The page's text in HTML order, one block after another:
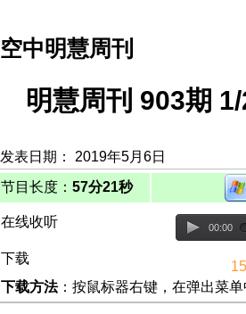
空中明慧周刊
明慧周刊 903期
发表日期： 2019年5月6日
节目长度： 57分21秒
在线收听 00:00
下载
下载方法：按鼠标器右键，在弹出菜